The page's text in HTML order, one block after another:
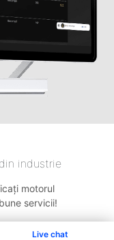
Live chat
industrie
motorul
servicii!